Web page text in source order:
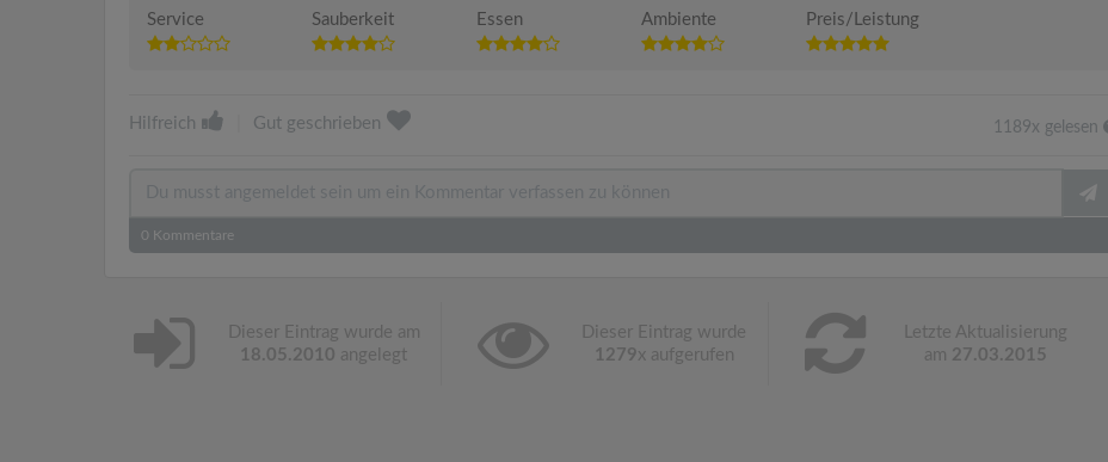
Service
Sauberkeit Essen Ambiente Preis/Leistung
Hilfreich Gut geschrieben 1189x gelesen
0 Kommentare
Dieser Eintrag wurde am
18.05.2010 angelegt
Dieser Eintrag wurde
1279x aufgerufen
Letzte Aktualisierung
am 27.03.2015